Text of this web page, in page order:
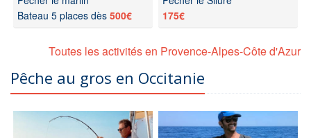
Bateau 5 places dès 500€
175€
Toutes les activités en Provence-Alpes-Côte d'Azur
Pêche au gros en Occitanie